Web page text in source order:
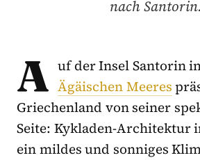
nach Santorin.
A uf der Insel Santorin
Ägäischen Meeres
Griechenland von seiner
Seite: Kykladen-Architektur
ein mildes und sonniges